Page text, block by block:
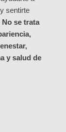
sentirte
No se trata
y salud de